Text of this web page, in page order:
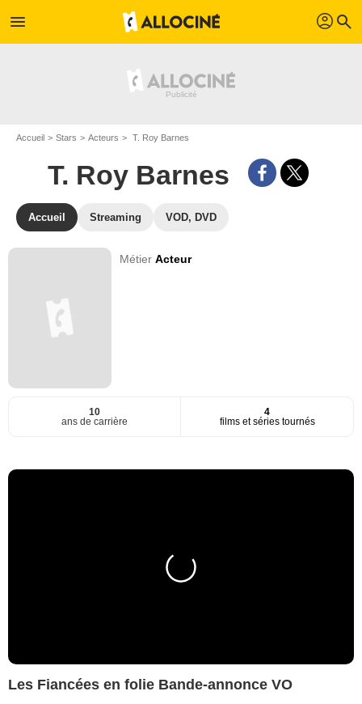
menu profil search
Accueil Stars Acteurs T. Roy Barnes
T. Roy Barnes
Accueil Streaming VOD, DVD
MétierActeur
10
ans de carrière
4
films et séries tournés
Les Fiancées en folie Bande-annonce VO